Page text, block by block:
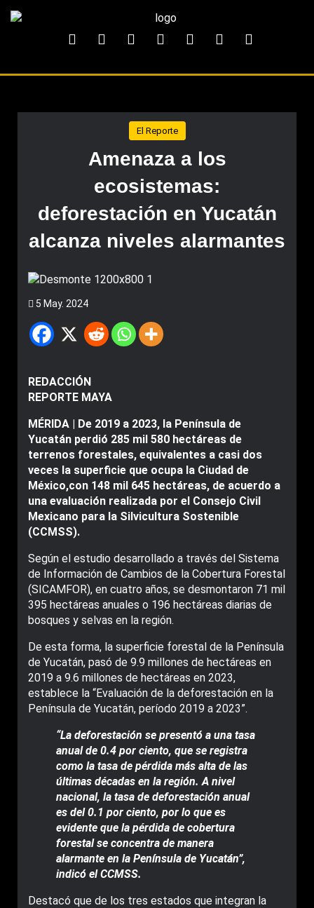
El Reporte
Amenaza a los
ecosistemas:
deforestación en Yucatán
alcanza niveles alarmantes
5 May. 2024
REDACCIÓN
REPORTE MAYA
MÉRIDA | De 2019 a 2023, la Península de
Yucatán perdió 285 mil 580 hectáreas de
terrenos forestales, equivalentes a casi dos
veces la superficie que ocupa la Ciudad de
México,con 148 mil 645 hectáreas, de acuerdo a
una evaluación realizada por el Consejo Civil
Mexicano para la Silvicultura Sostenible
(CCMSS).
Según el estudio desarrollado a través del Sistema
de Información de Cambios de la Cobertura Forestal
(SICAMFOR), en cuatro años, se desmontaron 71 mil
395 hectáreas anuales o 196 hectáreas diarias de
bosques y selvas en la región.
De esta forma, la superficie forestal de la Península
de Yucatán, pasó de 9.9 millones de hectáreas en
2019 a 9.6 millones de hectáreas en 2023,
establece la “Evaluación de la deforestación en la
Península de Yucatán, período 2019 a 2023”.
“La deforestación se presentó a una tasa
anual de 0.4 por ciento, que se registra
como la tasa de pérdida más alta de las
últimas décadas en la región. A nivel
nacional, la tasa de deforestación anual
es del 0.1 por ciento, por lo que es
evidente que la pérdida de cobertura
forestal se concentra de manera
alarmante en la Península de Yucatán”,
indicó el CCMSS.
Destacó que de los tres estados que integran la